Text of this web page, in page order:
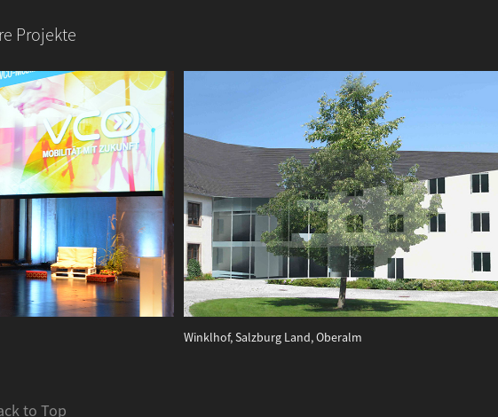
Projekte
Winklhof, Salzburg Land, Oberalm
to Top